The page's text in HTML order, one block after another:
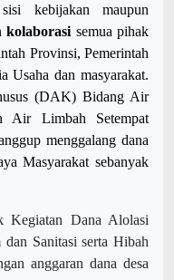
kebijakan maupun
kolaborasi semua pihak
Provinsi, Pemerintah
Usaha dan masyarakat.
(DAK) Bidang Air
Air Limbah Setempat
menggalang dana
Masyarakat sebanyak
Kegiatan Dana Alolasi
Sanitasi serta Hibah
anggaran dana desa